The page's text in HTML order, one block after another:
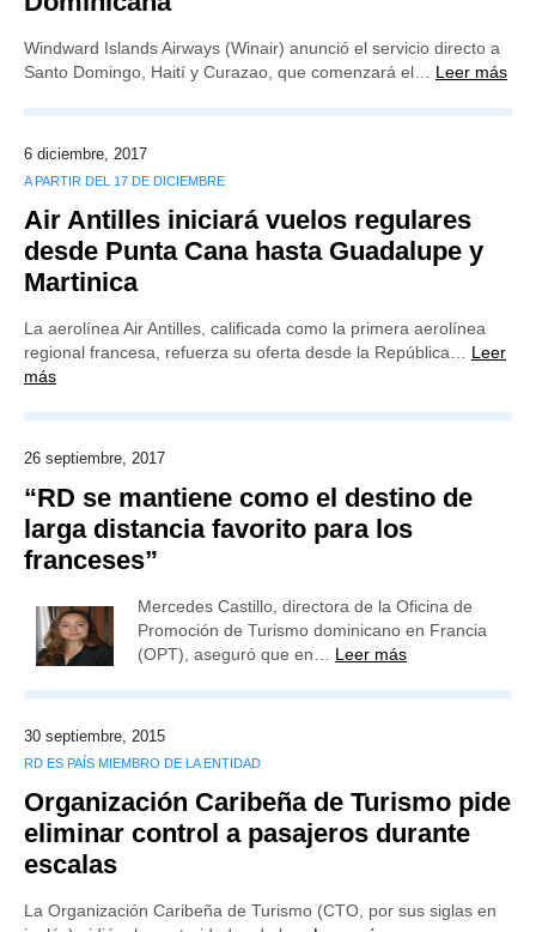
Windward Islands Airways (Winair) anunció el servicio directo a
Santo Domingo, Haití y Curazao, que comenzará el… Leer más
6 diciembre, 2017
A PARTIR DEL 17 DE DICIEMBRE
Air Antilles iniciará vuelos regulares
desde Punta Cana hasta Guadalupe y
Martinica
La aerolínea Air Antilles, calificada como la primera aerolínea
regional francesa, refuerza su oferta desde la República… Leer
más
26 septiembre, 2017
“RD se mantiene como el destino de
larga distancia favorito para los
franceses”
Mercedes Castillo, directora de la Oficina de
Promoción de Turismo dominicano en Francia
(OPT), aseguró que en… Leer más
30 septiembre, 2015
RD ES PAÍS MIEMBRO DE LA ENTIDAD
Organización Caribeña de Turismo pide
eliminar control a pasajeros durante
escalas
La Organización Caribeña de Turismo (CTO, por sus siglas en